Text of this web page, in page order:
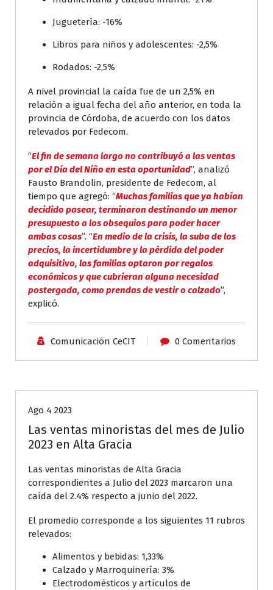
Juguetería: -16%
Libros para niños y adolescentes: -2,5%
Rodados: -2,5%
A nivel provincial la caída fue de un 2,5% en
relación a igual fecha del año anterior, en toda la
provincia de Córdoba, de acuerdo con los datos
relevados por Fedecom.
“El fin de semana largo no contribuyó a las ventas
por el Día del Niño en esta oportunidad”, analizó
Fausto Brandolin, presidente de Fedecom, al
tiempo que agregó: “Muchas familias que ya habían
decidido pasear, terminaron destinando un menor
presupuesto a los obsequios para poder hacer
ambas cosas”. “En medio de la crisis, la suba de los
precios, la incertidumbre y la pérdida del poder
adquisitivo, las familias optaron por regalos
económicos y que cubrieran alguna necesidad
postergada, como prendas de vestir o calzado”,
explicó.
Comunicación CeCIT 0 Comentarios
Ago 4 2023
Las ventas minoristas del mes de Julio
2023 en Alta Gracia
Las ventas minoristas de Alta Gracia
correspondientes a Julio del 2023 marcaron una
caída del 2.4% respecto a junio del 2022.
El promedio corresponde a los siguientes 11 rubros
relevados:
Alimentos y bebidas: 1,33%
Calzado y Marroquinería: 3%
Electrodomésticos y artículos de